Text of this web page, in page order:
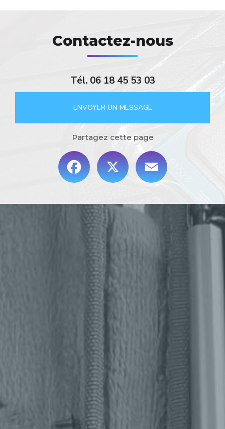
Contactez-nous
Tél. 06 18 45 53 03
ENVOYER UN MESSAGE
Partagez cette page
Facebook